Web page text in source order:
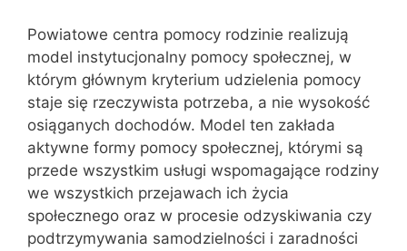
Powiatowe centra pomocy rodzinie realizują
model instytucjonalny pomocy społecznej, w
którym głównym kryterium udzielenia pomocy
staje się rzeczywista potrzeba, a nie wysokość
osiąganych dochodów. Model ten zakłada
aktywne formy pomocy społecznej, którymi są
przede wszystkim usługi wspomagające rodziny
we wszystkich przejawach ich życia
społecznego oraz w procesie odzyskiwania czy
podtrzymywania samodzielności i zaradności